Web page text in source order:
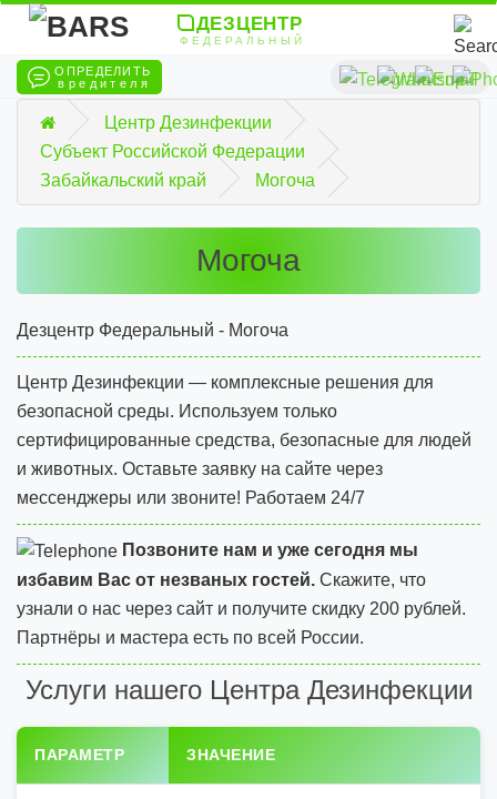
ДЕЗЦЕНТР
ФЕДЕРАЛЬНЫЙ
ОПРЕДЕЛИТЬ
вредителя
Центр Дезинфекции
Субъект Российской Федерации
Забайкальский край
Могоча
Могоча
Дезцентр Федеральный - Могоча
Центр Дезинфекции — комплексные решения для
безопасной среды. Используем только
сертифицированные средства, безопасные для людей
и животных. Оставьте заявку на сайте через
мессенджеры или звоните! Работаем 24/7
Позвоните нам и уже сегодня мы
избавим Вас от незваных гостей. Скажите, что
узнали о нас через сайт и получите скидку 200 рублей.
Партнёры и мастера есть по всей России.
Услуги нашего Центра Дезинфекции
ПАРАМЕТР ЗНАЧЕНИЕ